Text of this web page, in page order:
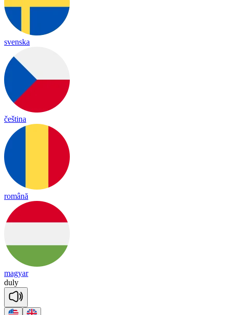
svenska
čeština
română
magyar
duly